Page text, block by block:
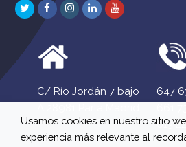
TwitterFacebook
Instagram
LinkedInYoutube
C/ Río Jordán 7 bajo
647
613
Usamos cookies en nuestro sitio
experiencia más relevante al